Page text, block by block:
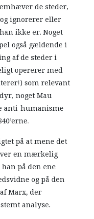
de steder,
ignorerer eller
ikke er. Noget
også gældende i
af de steder i
opererer med
som relevant
noget Mau
anti-humanisme
på at mene det
en mærkelig
på den ene
og på den
Marx, der
analyse.